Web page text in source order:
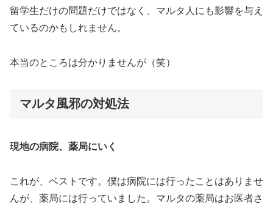
留学生だけの問題だけではなく、マルタ人にも影響を与え
ているのかもしれません。
本当のところは分かりませんが（笑）
マルタ風邪の対処法
現地の病院、薬局にいく
これが、ベストです。僕は病院には行ったことはありませ
んが、薬局には行っていました。マルタの薬局はお医者さ